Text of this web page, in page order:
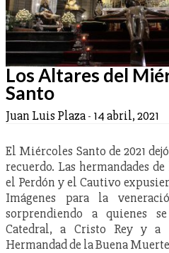
Los Altares del
Santo
Juan Luis Plaza- 14 abril, 2021
El Miércoles Santo de 2021
recuerdo. Las hermandades
el Perdón y el Cautivo
Imágenes para la
sorprendiendo a quienes
Catedral, a Cristo Rey y a
Hermandad de la Buena